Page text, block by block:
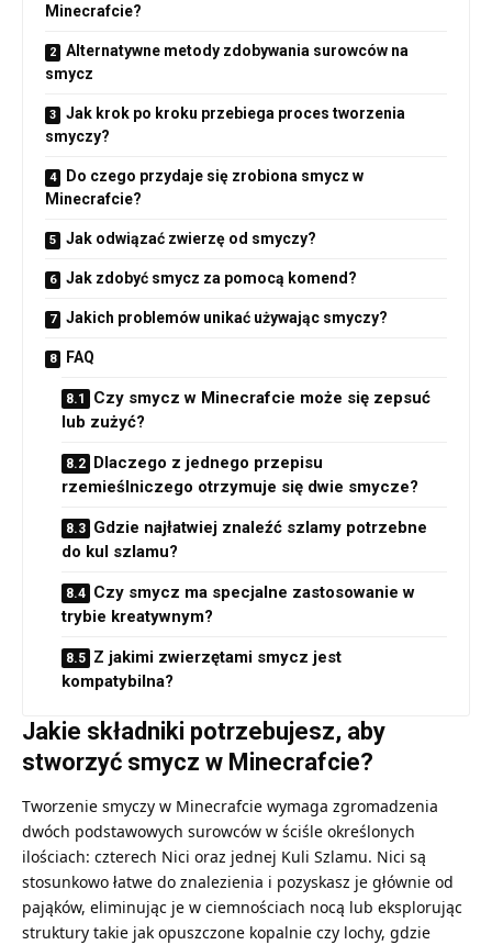
Minecrafcie?
Alternatywne metody zdobywania surowców na
smycz
Jak krok po kroku przebiega proces tworzenia
smyczy?
Do czego przydaje się zrobiona smycz w
Minecrafcie?
Jak odwiązać zwierzę od smyczy?
Jak zdobyć smycz za pomocą komend?
Jakich problemów unikać używając smyczy?
FAQ
Czy smycz w Minecrafcie może się zepsuć
lub zużyć?
Dlaczego z jednego przepisu
rzemieślniczego otrzymuje się dwie smycze?
Gdzie najłatwiej znaleźć szlamy potrzebne
do kul szlamu?
Czy smycz ma specjalne zastosowanie w
trybie kreatywnym?
Z jakimi zwierzętami smycz jest
kompatybilna?
Jakie składniki potrzebujesz, aby
stworzyć smycz w Minecrafcie?
Tworzenie smyczy w Minecrafcie wymaga zgromadzenia
dwóch podstawowych surowców w ściśle określonych
ilościach: czterech Nici oraz jednej Kuli Szlamu. Nici są
stosunkowo łatwe do znalezienia i pozyskasz je głównie od
pająków, eliminując je w ciemnościach nocą lub eksplorując
struktury takie jak opuszczone kopalnie czy lochy, gdzie